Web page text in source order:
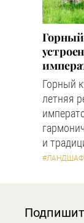
Горный
Горный
летняя
и